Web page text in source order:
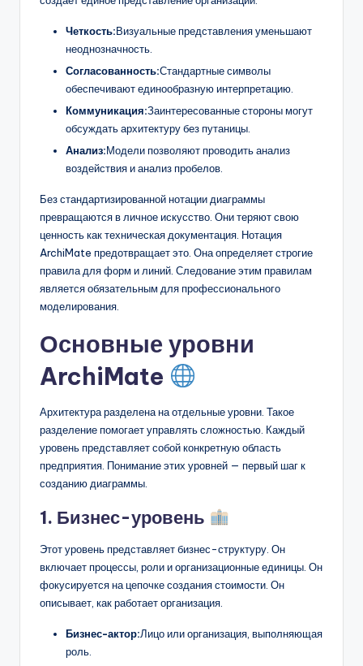
Четкость:Визуальные представления уменьшают
неоднозначность.
Согласованность:Стандартные символы
обеспечивают единообразную интерпретацию.
Коммуникация:Заинтересованные стороны могут
обсуждать архитектуру без путаницы.
Анализ:Модели позволяют проводить анализ
воздействия и анализ пробелов.
Без стандартизированной нотации диаграммы
превращаются в личное искусство. Они теряют свою
ценность как техническая документация. Нотация
ArchiMate предотвращает это. Она определяет строгие
правила для форм и линий. Следование этим правилам
является обязательным для профессионального
моделирования.
Основные уровни
ArchiMate
Архитектура разделена на отдельные уровни. Такое
разделение помогает управлять сложностью. Каждый
уровень представляет собой конкретную область
предприятия. Понимание этих уровней — первый шаг к
созданию диаграммы.
1. Бизнес-уровень
Этот уровень представляет бизнес-структуру. Он
включает процессы, роли и организационные единицы. Он
фокусируется на цепочке создания стоимости. Он
описывает, как работает организация.
Бизнес-актор:Лицо или организация, выполняющая
роль.